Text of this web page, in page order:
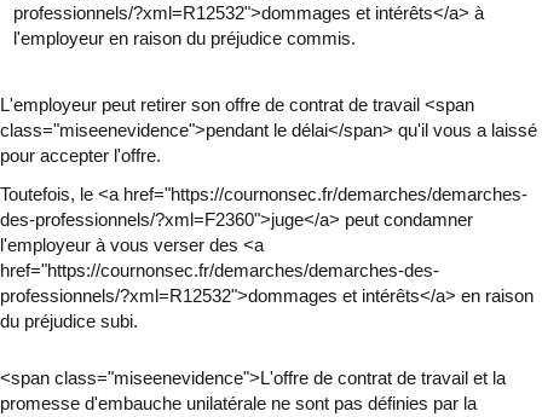
professionnels/?xml=R12532">dommages et intérêts</a> à
l'employeur en raison du préjudice commis.
L'employeur peut retirer son offre de contrat de travail <span
class="miseenevidence">pendant le délai</span> qu'il vous a laissé
pour accepter l'offre.
Toutefois, le <a href="https://cournonsec.fr/demarches/demarches-
des-professionnels/?xml=F2360">juge</a> peut condamner
l'employeur à vous verser des <a
href="https://cournonsec.fr/demarches/demarches-des-
professionnels/?xml=R12532">dommages et intérêts</a> en raison
du préjudice subi.
<span class="miseenevidence">L'offre de contrat de travail et la
promesse d'embauche unilatérale ne sont pas définies par la